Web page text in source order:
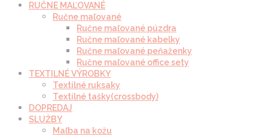
RUČNE MAĽOVANÉ
Ručne maľované
Ručne maľované púzdra
Ručne maľované kabelky
Ručne maľované peňaženky
Ručne maľované office sety
TEXTILNÉ VÝROBKY
Textilné ruksaky
Textilné tašky(crossbody)
DOPREDAJ
SLUŽBY
Maľba na kožu